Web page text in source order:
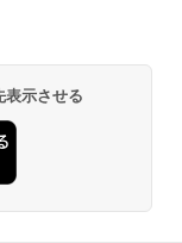
ーク) 着替えテン
中が透けない】 1
ズ 災害用トイレ ビ
ップテント 携帯 簡
保冷剤 2個セット 2
凍 空間倍増 衛生的
表示させる